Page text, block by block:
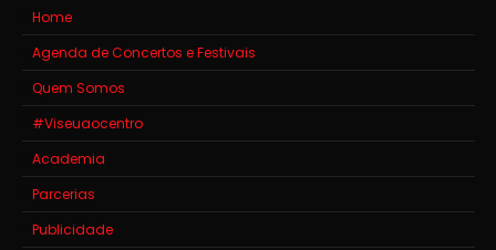
Home
Agenda de Concertos e Festivais
Quem Somos
#Viseuaocentro
Academia
Parcerias
Publicidade